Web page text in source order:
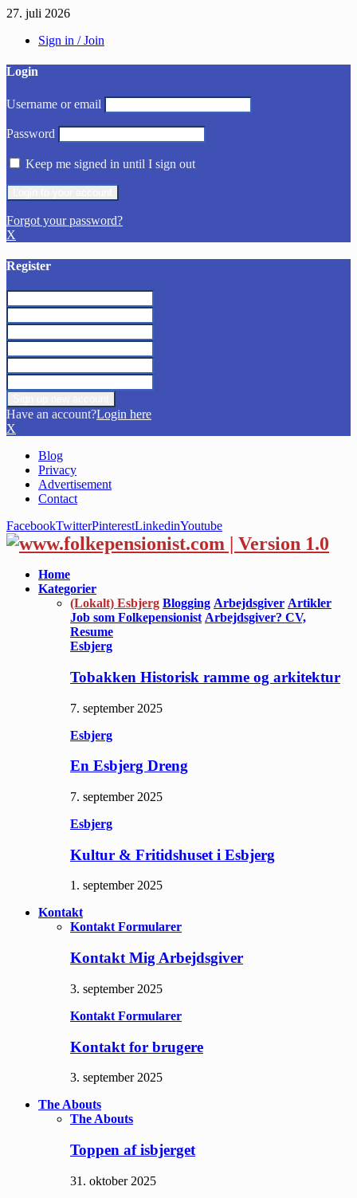
27. juli 2026
Sign in / Join
Login
Username or email
Password
Keep me signed in until I sign out
Forgot your password?
X
Register
Have an account?Login here
X
Blog
Privacy
Advertisement
Contact
FacebookTwitterPinterestLinkedinYoutube
Home
Kategorier
(Lokalt) Esbjerg Blogging Arbejdsgiver Artikler
Job som Folkepensionist Arbejdsgiver? CV,
Resume
Esbjerg
Tobakken Historisk ramme og arkitektur
7. september 2025
Esbjerg
En Esbjerg Dreng
7. september 2025
Esbjerg
Kultur & Fritidshuset i Esbjerg
1. september 2025
Kontakt
Kontakt Formularer
Kontakt Mig Arbejdsgiver
3. september 2025
Kontakt Formularer
Kontakt for brugere
3. september 2025
The Abouts
The Abouts
Toppen af isbjerget
31. oktober 2025